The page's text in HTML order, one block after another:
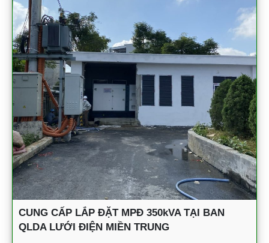
CUNG CẤP LẮP ĐẶT MPĐ 350kVA TẠI BAN
QLDA LƯỚI ĐIỆN MIỀN TRUNG